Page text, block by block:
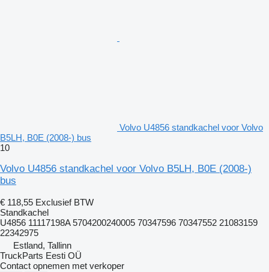
Volvo U4856 standkachel voor Volvo
B5LH, B0E (2008-) bus
10
Volvo U4856 standkachel voor Volvo B5LH, B0E (2008-)
bus
€ 118,55 Exclusief BTW
Standkachel
U4856 11117198A 5704200240005 70347596 70347552 21083159
22342975
Estland, Tallinn
TruckParts Eesti OÜ
Contact opnemen met verkoper